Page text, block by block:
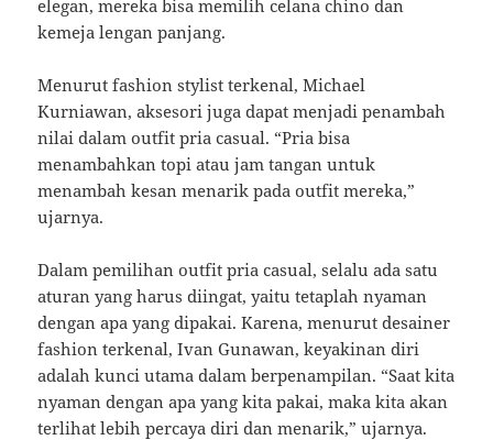
elegan, mereka bisa memilih celana chino dan
kemeja lengan panjang.
Menurut fashion stylist terkenal, Michael
Kurniawan, aksesori juga dapat menjadi penambah
nilai dalam outfit pria casual. “Pria bisa
menambahkan topi atau jam tangan untuk
menambah kesan menarik pada outfit mereka,”
ujarnya.
Dalam pemilihan outfit pria casual, selalu ada satu
aturan yang harus diingat, yaitu tetaplah nyaman
dengan apa yang dipakai. Karena, menurut desainer
fashion terkenal, Ivan Gunawan, keyakinan diri
adalah kunci utama dalam berpenampilan. “Saat kita
nyaman dengan apa yang kita pakai, maka kita akan
terlihat lebih percaya diri dan menarik,” ujarnya.